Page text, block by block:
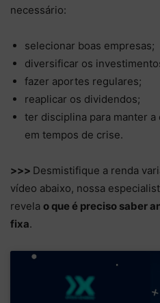
necessário:
selecionar boas empresas;
diversificar os
fazer aportes regulares;
reaplicar os dividendos;
ter disciplina para manter
em tempos de crise.
>>> Desmistifique a renda
vídeo abaixo, nossa
revela o que é preciso saber
fixa.